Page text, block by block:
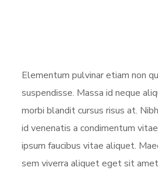
Elementum pulvinar etiam non
suspendisse. Massa id neque
morbi blandit cursus risus at.
id venenatis a condimentum
ipsum faucibus vitae aliquet.
sem viverra aliquet eget sit